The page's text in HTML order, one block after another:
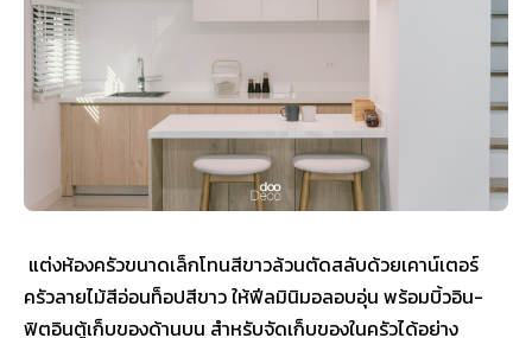
แต่งห้องครัวขนาดเล็กโทนสีขาวล้วนตัดสลับด้วยเคาน์เตอร์
ครัวลายไม้สีอ่อนท็อปสีขาว ให้ฟีลมินิมอลอบอุ่น พร้อมบิ้วอิน-
ฟิตอินตู้เก็บของด้านบน สำหรับจัดเก็บของในครัวได้อย่าง